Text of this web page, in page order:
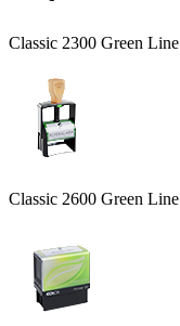
Classic 2300 Green Line
Classic 2600 Green Line